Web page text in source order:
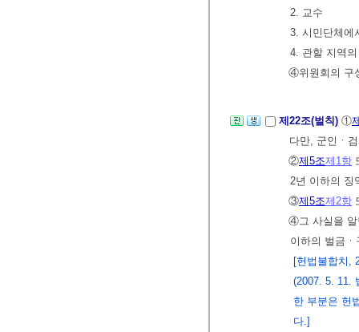
2. 교수
3. 시민단체에
4. 관할 지역
④위원회의 구
제22조(벌칙) ①
다만, 군인ㆍ
②제5조제1항
2년 이하의 징
③제5조제2항
④그 사실을
이하의 벌금
[헌법불합치,
(2007. 5. 11.
한 부분은 헌
다.]